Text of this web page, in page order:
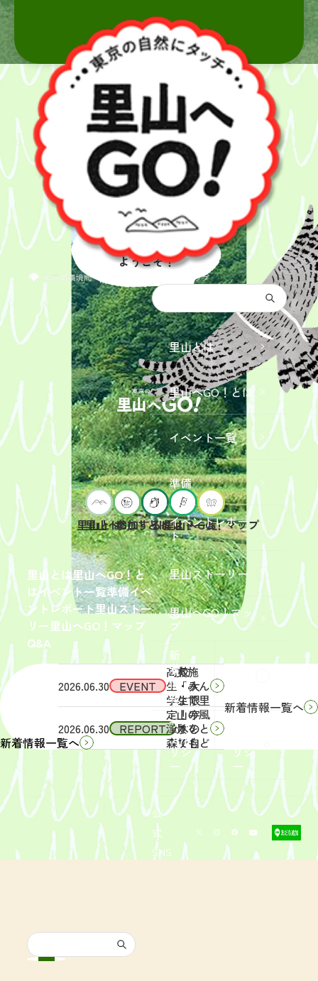
都庁総合トップ
里山とは里山へGO！と
はイベント一覧準備イベ
ントレポート里山ストー
リー里山へGO！マップ
Q&A
里山とは
里山へGO！とは
イベント一覧
準備
イベントレポー
ト
里山ストーリー
里山へGO！マッ
プ
新
着
情
報
サイ
トポ
リシ
ー
リシ
ー
公
式
SNS
里山へ
ようこそ！
里山とは
里山へGO！とは
参加するには？
イベント一覧
里山へGO！マップ
新着情報一覧へ
2026.06.30 EVENT
2026年9
月19日
（土）
開催
「【東
京ポイ
ント対
象】中
学生・
高校
生・大
学生限
定！宇
津木の
森で自
然体
験！」
募集を
開始し
まし
2026.06.30 REPORT
2026年
6月13
（土）
実施
「みん
なで里
山の風
景をと
りもど
そ
う！」
活動レ
ポート
を掲載
しまし
た。
新着情報一覧へ